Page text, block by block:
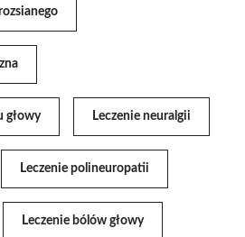
głowy Leczenie neuralgii
Leczenie polineuropatii
Leczenie bólów głowy